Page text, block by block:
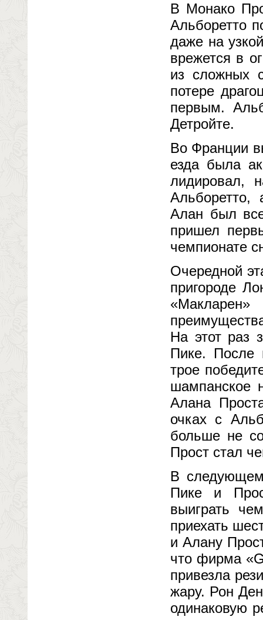
В Монако
Альборетто
даже на
врежется в
из сложных
потере
первым.
Детройте.
Во Франции
езда была
лидировал,
Альборетто,
Алан был
пришел
чемпионате
Очередной
пригороде
На этот раз
Пике. После
трое
шампанское
Алана
очках с
больше не
Прост стал
В
Пике и
выиграть
приехать
и Алану
что фирма
привезла
жару. Рон
одинаковую